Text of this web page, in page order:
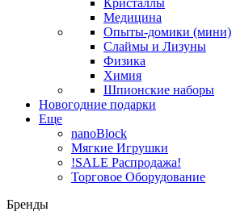
Кристаллы
Медицина
Опыты-домики (мини)
Слаймы и Лизуны
Физика
Химия
Шпионские наборы
Новогодние подарки
Еще
nanoBlock
Мягкие Игрушки
!SALE Распродажа!
Торговое Оборудование
Бренды